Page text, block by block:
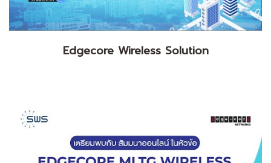
Edgecore Wireless Solution